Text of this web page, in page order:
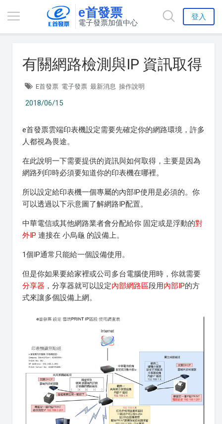
e首發票
電子發票加值中心
登入
有關網路檢測與IP 資訊取得
E首發票 電子發票 最新消息 操作說明
2018/06/15
e首發票雲端印表機設定需要先確定你的網路環境，許多
人都視為畏途。
在此說明一下需要提供的資訊與如何取得，主要是因為
網路列印時必須要知道你的印表機在哪裡。
所以設定給印表機一個專屬的內部IP使用是必須的。你
可以透過以下示意圖了解網路IP配置。
中華電信或其他網路業者會分配給你 固定或是浮動的對
外IP 連接在 小烏龜 的設備上。
1個IP通常只能給一個設備使用。
但是你如果要給家裡或公司多台電腦使用時，你就需要
分享器 ，分享器就可以設定內部網路區段用內部IP的方
式來讓多個設備上網。